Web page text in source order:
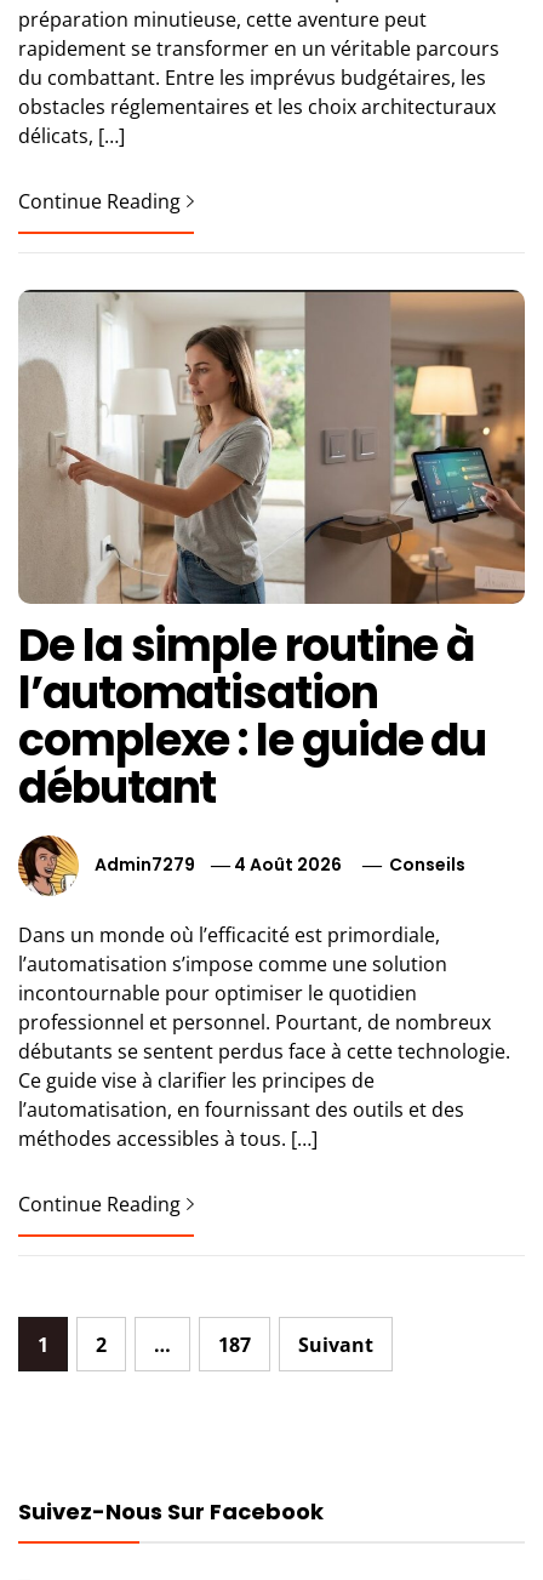
préparation minutieuse, cette aventure peut
rapidement se transformer en un véritable parcours
du combattant. Entre les imprévus budgétaires, les
obstacles réglementaires et les choix architecturaux
délicats, […]
Continue Reading
De la simple routine à
l’automatisation
complexe : le guide du
débutant
Admin7279 4 Août 2026 Conseils
Dans un monde où l’efficacité est primordiale,
l’automatisation s’impose comme une solution
incontournable pour optimiser le quotidien
professionnel et personnel. Pourtant, de nombreux
débutants se sentent perdus face à cette technologie.
Ce guide vise à clarifier les principes de
l’automatisation, en fournissant des outils et des
méthodes accessibles à tous. […]
Continue Reading
Pagination
des
1 2 … 187 Suivant
Suivez-Nous Sur Facebook